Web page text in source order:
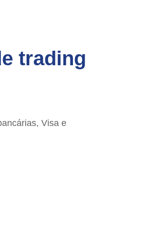
trading
Visa e